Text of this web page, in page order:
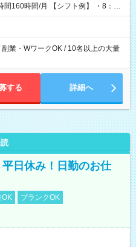
シフト例】 ・8：00
業・WワークOK / 10名以上の大量
する 詳細へ
日休み！日勤のお仕
OK
ブランクOK